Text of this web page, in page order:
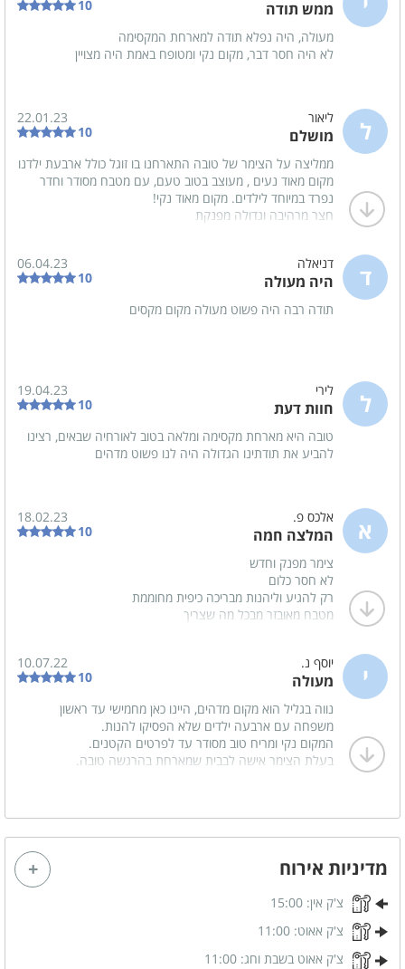
תנור אפייה
שולחן פינג פונג
לציבור הדתי
פלטה
מיחם
בסביבת המקום
בית כנסת
תה
סוכר
ניתן להזמין
א. בוקר מפנקת
טיפולי ספא
ממש תודה
10
מעולה, היה נפלא תודה למארחת המקסימה
לא היה חסר דבר, מקום נקי ומטופח באמת היה מצויין
ל ליאור
מושלם
22.01.23
10
ממליצה על הצימר של טובה התארחנו בו זוגל כולל ארבעת ילדנו
מקום מאוד נעים , מעוצב בטוב טעם, עם מטבח מסודר וחדר
נפרד במיוחד לילדים. מקום מאוד נקי!
חצר מרהיבה וגדולה מפנקת
ד דניאלה
היה מעולה
06.04.23
10
תודה רבה היה פשוט מעולה מקום מקסים
ל לירי
חוות דעת
19.04.23
10
טובה היא מארחת מקסימה ומלאה בטוב לאורחיה שבאים, רצינו
להביע את תודתינו הגדולה היה לנו פשוט מדהים
א אלכס פ.
המלצה חמה
18.02.23
10
צימר מפנק וחדש
לא חסר כלום
רק להגיע וליהנות מבריכה כיפית מחוממת
מטבח מאובזר מבכל מה שצריך
י יוסף נ.
מעולה
10.07.22
10
נווה בגליל הוא מקום מדהים, היינו כאן מחמישי עד ראשון
משפחה עם ארבעה ילדים שלא הפסיקו להנות.
המקום נקי ומריח טוב מסודר עד לפרטים הקטנים.
בעלת הצימר אישה לבבית שמארחת בהרגשה טובה.
מדיניות אירוח
צ'ק אין: 15:00
צ'ק אאוט: 11:00
צ'ק אאוט בשבת וחג: 11:00